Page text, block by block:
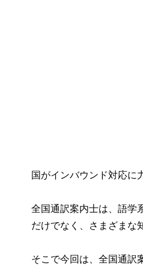
国がインバウンド対応に
全国通訳案内士は、語学
だけでなく、さまざまな
そこで今回は、全国通訳